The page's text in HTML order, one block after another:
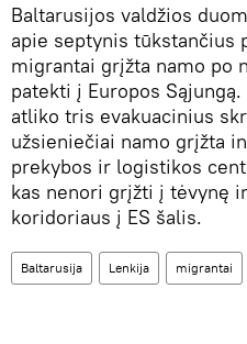
Baltarusijos valdžios
apie septynis tūkstančius
migrantai grįžta namo po
patekti į Europos
atliko tris evakuacinius
užsieniečiai namo grįžta
prekybos ir logistikos
kas nenori grįžti į tėvynę
koridoriaus į ES šalis.
Baltarusija Lenkija migrantai